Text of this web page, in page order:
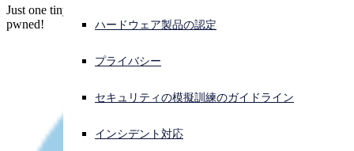
サイバー攻撃を受けている場合、連絡先はこちら
ハードウェア製品の認定
プライバシー
セキュリティの模擬訓練のガイドライン
インシデント対応
Just one tiny line of script in your Xcode project - and you've been
pwned!